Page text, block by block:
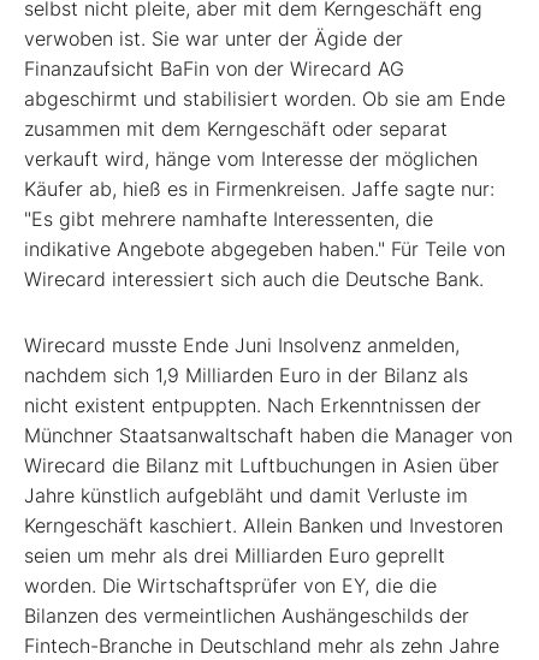
selbst nicht pleite, aber mit dem Kerngeschäft eng
verwoben ist. Sie war unter der Ägide der
Finanzaufsicht BaFin von der Wirecard AG
abgeschirmt und stabilisiert worden. Ob sie am Ende
zusammen mit dem Kerngeschäft oder separat
verkauft wird, hänge vom Interesse der möglichen
Käufer ab, hieß es in Firmenkreisen. Jaffe sagte nur:
"Es gibt mehrere namhafte Interessenten, die
indikative Angebote abgegeben haben." Für Teile von
Wirecard interessiert sich auch die Deutsche Bank.
Wirecard musste Ende Juni Insolvenz anmelden,
nachdem sich 1,9 Milliarden Euro in der Bilanz als
nicht existent entpuppten. Nach Erkenntnissen der
Münchner Staatsanwaltschaft haben die Manager von
Wirecard die Bilanz mit Luftbuchungen in Asien über
Jahre künstlich aufgebläht und damit Verluste im
Kerngeschäft kaschiert. Allein Banken und Investoren
seien um mehr als drei Milliarden Euro geprellt
worden. Die Wirtschaftsprüfer von EY, die die
Bilanzen des vermeintlichen Aushängeschilds der
Fintech-Branche in Deutschland mehr als zehn Jahre